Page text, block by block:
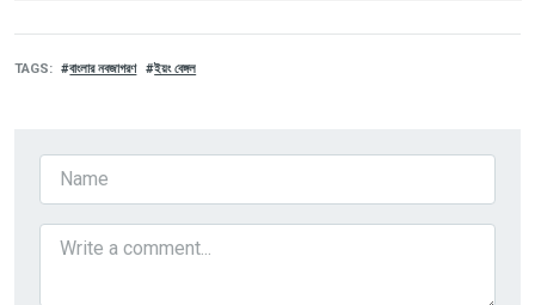
TAGS বাংলার নবজাগরণ ইয়ং বেঙ্গল